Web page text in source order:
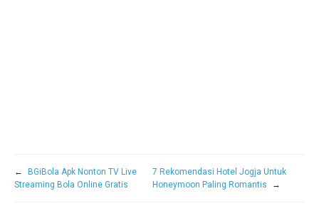
←
BGiBola Apk Nonton TV Live
Streaming Bola Online Gratis
7 Rekomendasi Hotel Jogja Untuk
Honeymoon Paling Romantis
→